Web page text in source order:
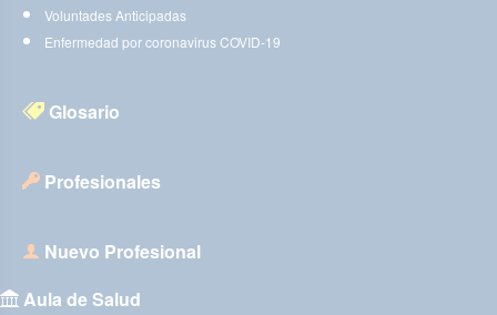
Voluntades Anticipadas
Enfermedad por coronavirus COVID-19
Glosario
Profesionales
Nuevo Profesional
Aula de Salud